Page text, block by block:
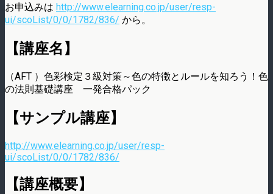
お申込みは http://www.elearning.co.jp/user/resp-
ui/scoList/0/0/1782/836/ から。
【講座名】
（AFT ）色彩検定３級対策～色の特徴とルールを知ろう！色
の法則基礎講座 一発合格パック
【サンプル講座】
http://www.elearning.co.jp/user/resp-
ui/scoList/0/0/1782/836/
【講座概要】